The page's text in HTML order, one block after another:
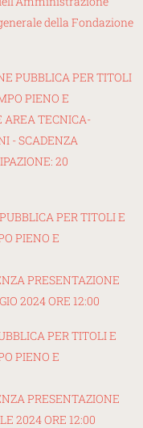
della Fondazione
PUBBLICA PER TITOLI
PIENO E
AREA TECNICA-
- SCADENZA
20
PER TITOLI E
PIENO E
PRESENTAZIONE
2024 ORE 12:00
PER TITOLI E
PIENO E
PRESENTAZIONE
2024 ORE 12:00